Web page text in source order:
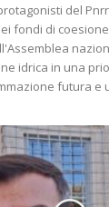
del
fondi di
idrica in una
futura e